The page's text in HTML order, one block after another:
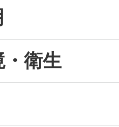
・衛生